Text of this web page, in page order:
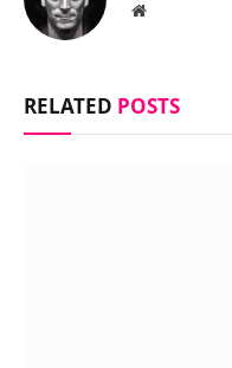
Website
RELATED POSTS